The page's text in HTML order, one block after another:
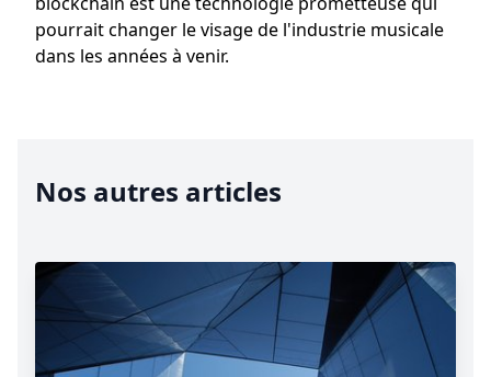
pourrait changer le visage de l'industrie musicale
dans les années à venir.
Nos autres articles